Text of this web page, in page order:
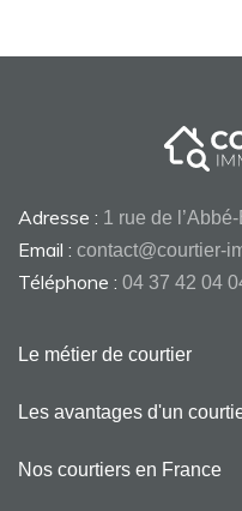
Adresse : 1 rue de
Email : contact@courtier-
Téléphone : 04 37 42 04
Le métier de courtier
Les avantages d'un
Nos courtiers en France